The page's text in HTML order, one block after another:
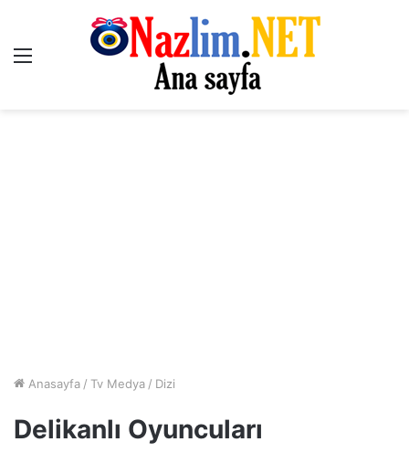
Menü
Anasayfa / Tv Medya / Dizi
Delikanlı Oyuncuları